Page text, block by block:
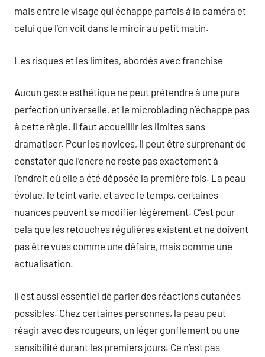
mais entre le visage qui échappe parfois à la caméra et
celui que l’on voit dans le miroir au petit matin.
Les risques et les limites, abordés avec franchise
Aucun geste esthétique ne peut prétendre à une pure
perfection universelle, et le microblading n’échappe pas
à cette règle. Il faut accueillir les limites sans
dramatiser. Pour les novices, il peut être surprenant de
constater que l’encre ne reste pas exactement à
l’endroit où elle a été déposée la première fois. La peau
évolue, le teint varie, et avec le temps, certaines
nuances peuvent se modifier légèrement. C’est pour
cela que les retouches régulières existent et ne doivent
pas être vues comme une défaire, mais comme une
actualisation.
Il est aussi essentiel de parler des réactions cutanées
possibles. Chez certaines personnes, la peau peut
réagir avec des rougeurs, un léger gonflement ou une
sensibilité durant les premiers jours. Ce n’est pas